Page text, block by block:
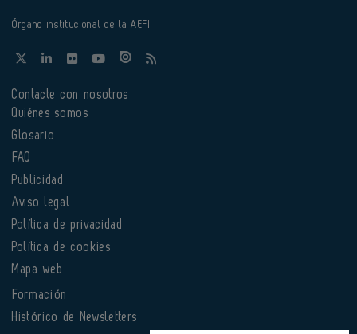
Órgano institucional de la AEFI
Contacte con nosotros
Quiénes somos
Glosario
FAQ
Publicidad
Aviso legal
Política de privacidad
Política de cookies
Mapa web
Formación
Histórico de Newsletters